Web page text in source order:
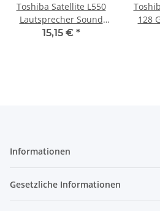
Toshiba Satellite L550
Lautsprecher Sound
Speaker PK23000BJ00
15,15 € *
128
Informationen
Gesetzliche Informationen